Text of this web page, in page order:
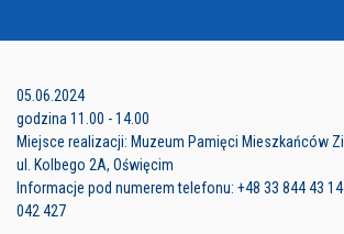
05.06.2024
godzina 11.00 - 14.00
Miejsce realizacji: Muzeum Pamięci Mieszkańców
ul. Kolbego 2A, Oświęcim
Informacje pod numerem telefonu: +48 33 844 43
042 427